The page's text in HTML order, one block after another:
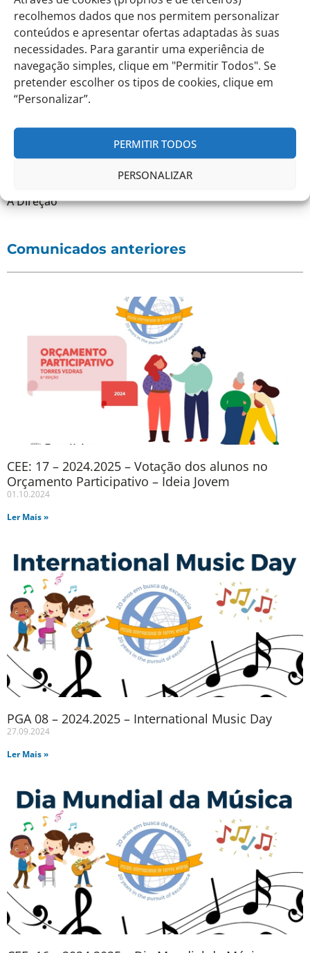
recolhemos dados que nos permitem personalizar
conteúdos e apresentar ofertas adaptadas às suas
necessidades. Para garantir uma experiência de
navegação simples, clique em "Permitir Todos". Se
pretender escolher os tipos de cookies, clique em
“Personalizar”.
PERMITIR TODOS
PERSONALIZAR
No caso de não conseguir articular a sua
disponibilidade, contacte diretamente os nossos
serviços para um possível agendamento.
Com os nossos melhores cumprimentos
A Direção
Comunicados anteriores
CEE: 17 – 2024.2025 – Votação dos alunos no
Orçamento Participativo – Ideia Jovem
01.10.2024
Ler Mais »
PGA 08 – 2024.2025 – International Music Day
27.09.2024
Ler Mais »